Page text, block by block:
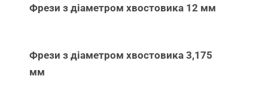
Фрези з діаметром хвостовика 12 мм
Фрези з діаметром хвостовика 3,175
мм